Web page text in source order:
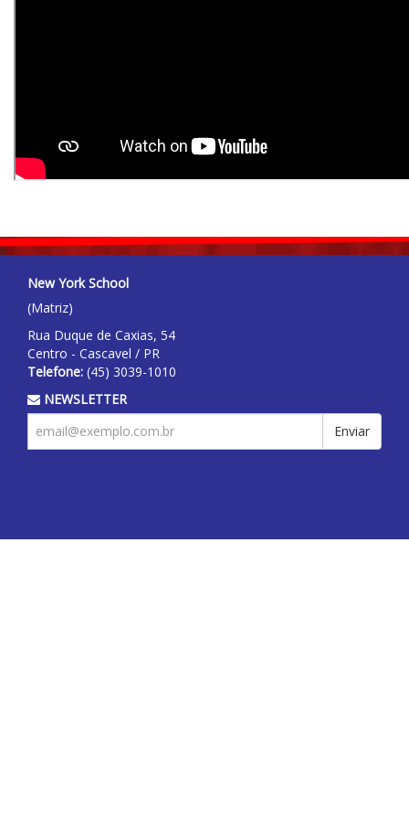
New York School
(Matriz)
Rua Duque de Caxias, 54
Centro - Cascavel / PR
Telefone: (45) 3039-1010
NEWSLETTER
Enviar